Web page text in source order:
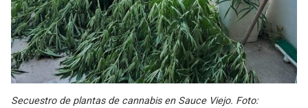
Secuestro de plantas de cannabis en Sauce Viejo. Foto: